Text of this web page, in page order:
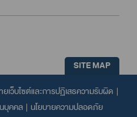
SITE MAP
ยเว็บไซต์และการปฏิเสธความรับผิด |
บุคคล | นโยบายความปลอดภัย